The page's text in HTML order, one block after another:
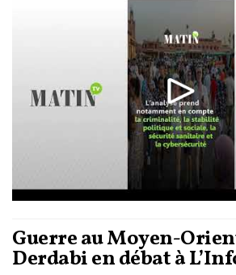
Guerre au Moyen-
Derdabi en débat à